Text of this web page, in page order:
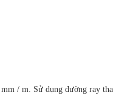
/ m. Sử dụng đường ray